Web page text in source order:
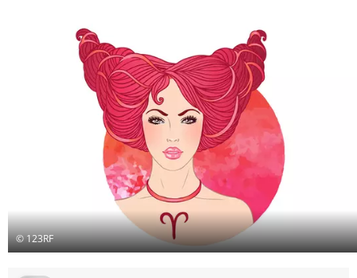
© 123RF